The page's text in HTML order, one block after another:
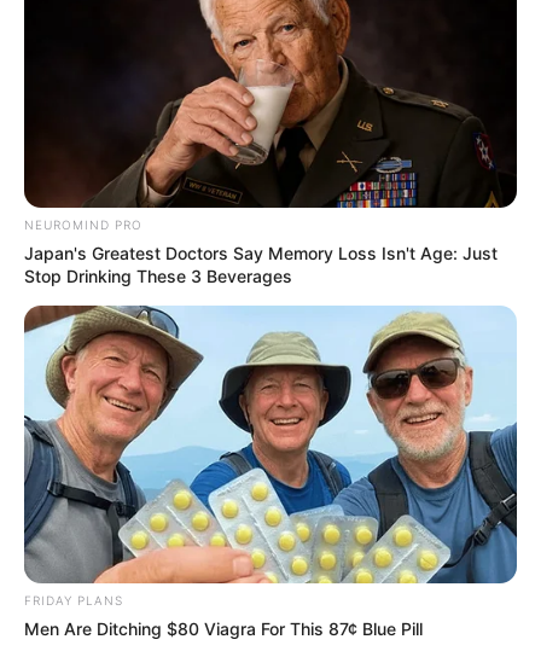
Twitter Google+
Bad boy Blu-ray Czarownica 2 DVD
Filmowe
premiery tygodnia
Filmy Gentefied HBO GO
iTunes
Netflix
Seriale Spectros Wydania Zew krwi
NEUROMIND PRO
Japan's Greatest Doctors Say Memory Loss Isn't Age: Just
Stop Drinking These 3 Beverages
FRIDAY PLANS
Men Are Ditching $80 Viagra For This 87¢ Blue Pill